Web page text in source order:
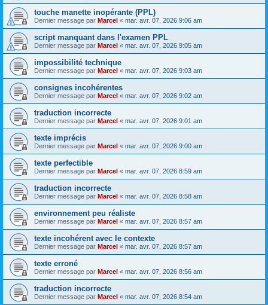
touche manette inopérante (PPL)
Dernier message par Marcel « mar. avr. 07, 2026 9:06 am
script manquant dans l'examen PPL
Dernier message par Marcel « mar. avr. 07, 2026 9:05 am
impossibilité technique
Dernier message par Marcel « mar. avr. 07, 2026 9:03 am
consignes incohérentes
Dernier message par Marcel « mar. avr. 07, 2026 9:02 am
traduction incorrecte
Dernier message par Marcel « mar. avr. 07, 2026 9:01 am
texte imprécis
Dernier message par Marcel « mar. avr. 07, 2026 9:00 am
texte perfectible
Dernier message par Marcel « mar. avr. 07, 2026 8:59 am
traduction incorrecte
Dernier message par Marcel « mar. avr. 07, 2026 8:58 am
environnement peu réaliste
Dernier message par Marcel « mar. avr. 07, 2026 8:57 am
texte incohérent avec le contexte
Dernier message par Marcel « mar. avr. 07, 2026 8:57 am
texte erroné
Dernier message par Marcel « mar. avr. 07, 2026 8:56 am
traduction incorrecte
Dernier message par Marcel « mar. avr. 07, 2026 8:54 am